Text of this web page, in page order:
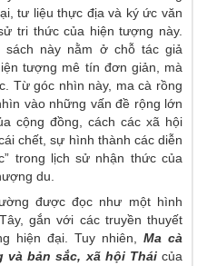
tư liệu thực địa và ký ức văn
tri thức của hiện tượng này.
này nằm ở chỗ tác giả
tượng mê tín đơn giản, mà
Từ góc nhìn này, ma cà rồng
vào những vấn đề rộng lớn
cộng đồng, cách các xã hội
chết, sự hình thành các diễn
trong lịch sử nhận thức của
du.
được đọc như một hình
gắn với các truyền thuyết
hiện đại. Tuy nhiên, Ma cà
bản sắc, xã hội Tháicủa